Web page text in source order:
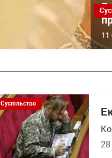
11
Суспільство